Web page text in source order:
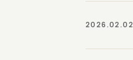
2026.02.02